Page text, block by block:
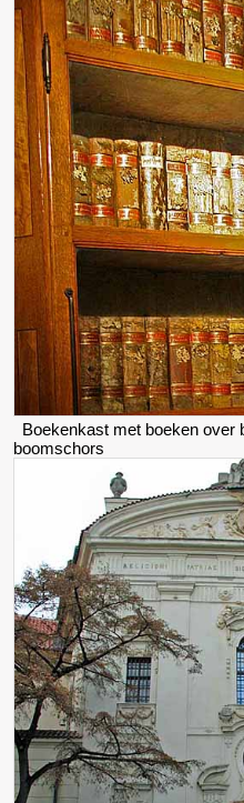
Boekenkast met boeken over
boomschors